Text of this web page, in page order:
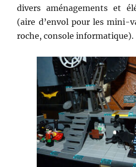
divers aménagements et
(aire d’envol pour les mini-
roche, console informatique).